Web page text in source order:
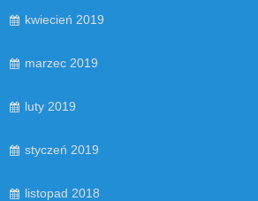
kwiecień 2019
marzec 2019
luty 2019
styczeń 2019
listopad 2018